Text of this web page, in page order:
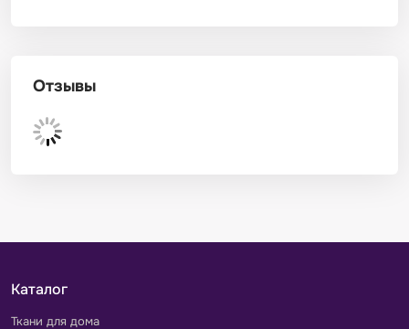
Отзывы
Каталог
Ткани для дома